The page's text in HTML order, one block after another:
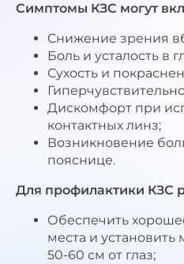
Симптомы КЗС могут
Снижение зрения
Боль и усталость в
Сухость и
Дискомфорт при
контактных линз;
Возникновение
пояснице.
Для профилактики КЗС
Обеспечить
места и
50-60 см от глаз;